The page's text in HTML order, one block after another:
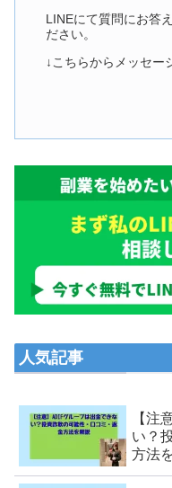
LINEにて質問にお答
ださい。
↓こちらからメッセー
人気記事
【注
い？
方法